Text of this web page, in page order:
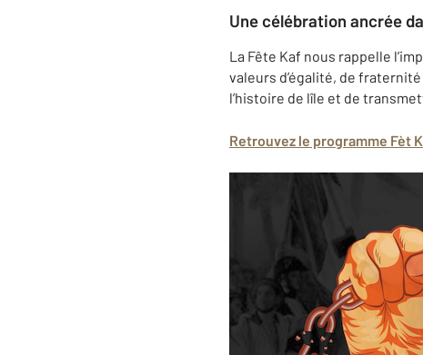
Une célébration ancrée
La Fête Kaf nous rappelle
valeurs d’égalité, de
l’histoire de lîle et de
Retrouvez le programme Fèt